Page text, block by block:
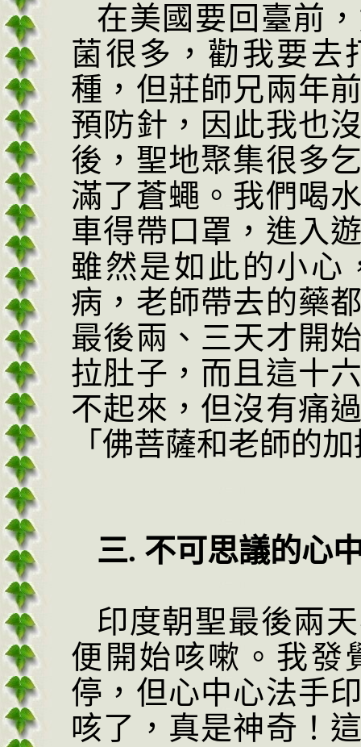
在美國要回臺前
菌很多，勸我要去
種，但莊師兄兩年
預防針，因此我也
後，聖地聚集很多
滿了蒼蠅。我們喝
車得帶口罩，進入
雖然是如此的小心
病，老師帶去的藥
最後兩、三天才開
拉肚子，而且這十
不起來，但沒有痛
「佛菩薩和老師的
三. 不可思議的心
印度朝聖最後兩
便開始咳嗽。我發
停，但心中心法手
咳了，真是神奇！